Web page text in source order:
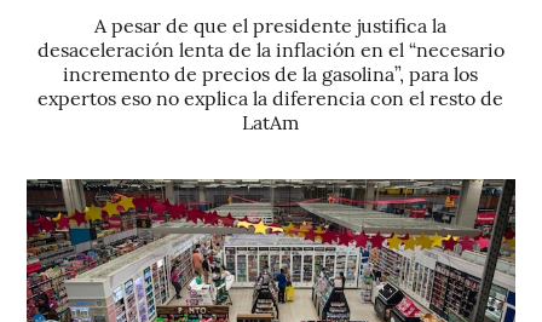
A pesar de que el presidente justifica la
desaceleración lenta de la inflación en el “necesario
incremento de precios de la gasolina”, para los
expertos eso no explica la diferencia con el resto de
LatAm